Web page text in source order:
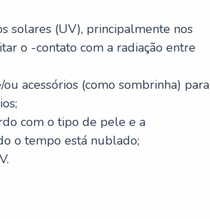
solares (UV), principalmente nos
o -contato com a radiação entre
acessórios (como sombrinha) para
com o tipo de pele e a
o tempo está nublado;